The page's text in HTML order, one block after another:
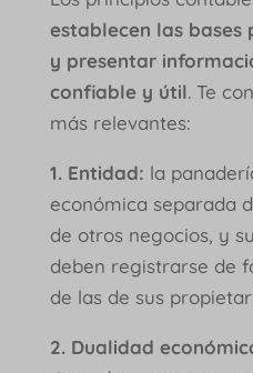
establecen las
y presentar
confiable y útil. Te
más relevantes:
1. Entidad: la
económica separada
de otros negocios, y
deben registrarse de
de las de sus
2. Dualidad